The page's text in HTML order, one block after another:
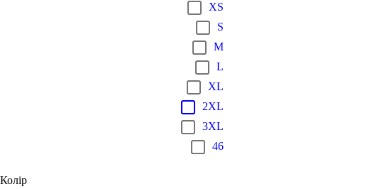
XS
S
M
L
XL
2XL
3XL
46
Колір